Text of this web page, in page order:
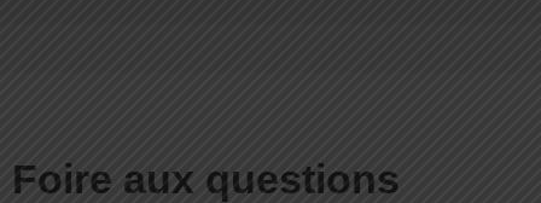
Foire aux questions